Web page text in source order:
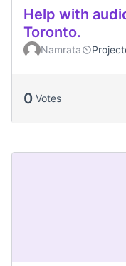
Help with
Toronto.
Namrata
0 Votes